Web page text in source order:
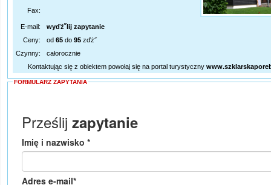
Fax:
E-mail:
wyďż˝lij zapytanie
Ceny:
od 65 do 95 zďż˝
Czynny:
całorocznie
Kontaktując się z obiektem powołaj się na portal turystyczny
FORMULARZ ZAPYTANIA